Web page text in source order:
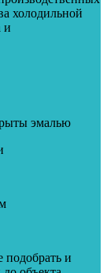
холодильной
и
эмалью
и